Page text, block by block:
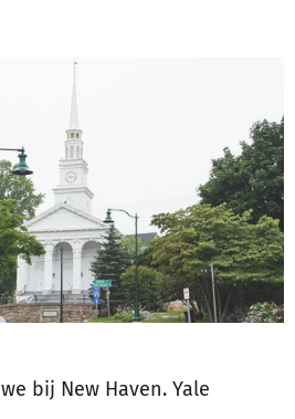
bij New Haven. Yale